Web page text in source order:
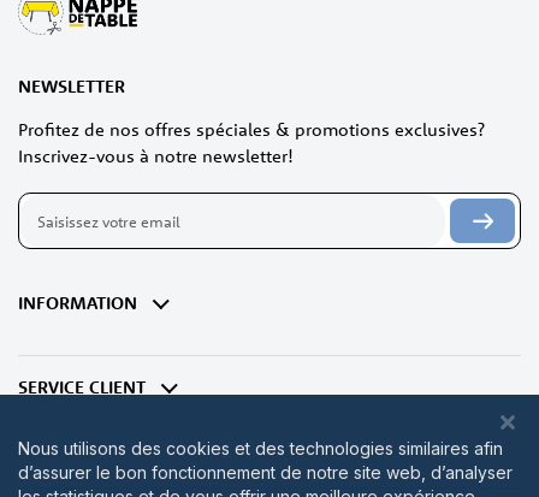
NEWSLETTER
Profitez de nos offres spéciales & promotions exclusives?
Inscrivez-vous à notre newsletter!
Inscription
notre
d’information
INFORMATION
SERVICE CLIENT
Nous utilisons des cookies et des technologies similaires afin
d’assurer le bon fonctionnement de notre site web, d’analyser